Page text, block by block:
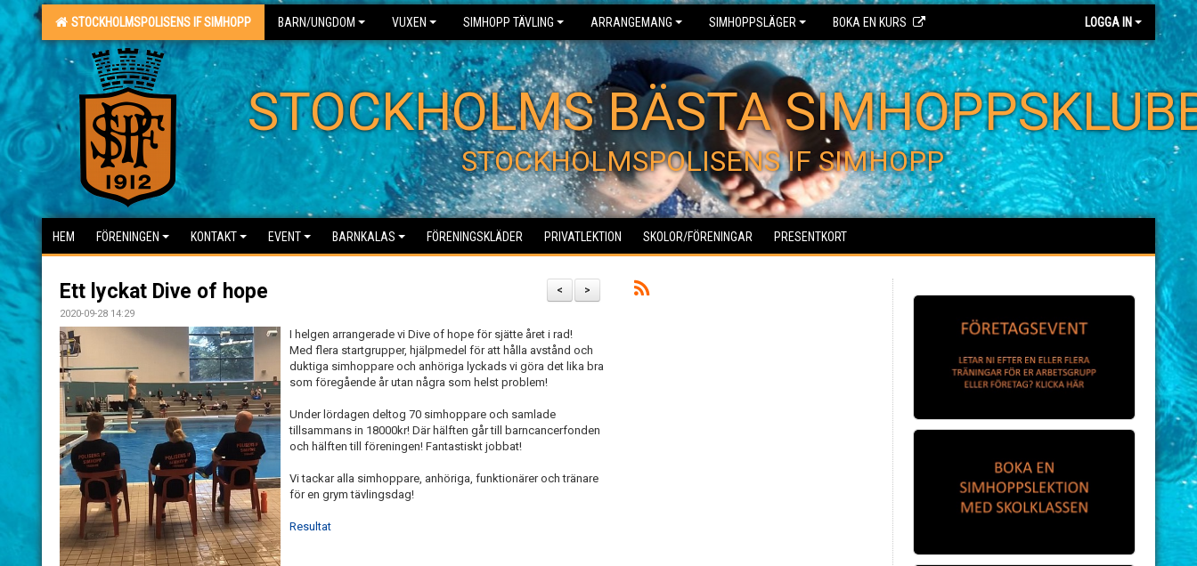
STOCKHOLMSPOLISENS IF SIMHOPP BARN/UNGDOM VUXEN SIMHOPP TÄVLING ARRANGEMANG SIMHOPPSLÄGER BOKA EN KURS LOGGA IN
STOCKHOLMS BÄSTA
STOCKHOLMSPOLISENS IF SIMHOPP
HEM FÖRENINGEN KONTAKT EVENT BARNKALAS FÖRENINGSKLÄDER PRIVATLEKTION SKOLOR/FÖRENINGAR PRESENTKORT
>
<
Ett lyckat Dive of hope
2020-09-28 14:29
I helgen arrangerade vi Dive of hope för sjätte året i rad!
Med flera startgrupper, hjälpmedel för att hålla avstånd och
duktiga simhoppare och anhöriga lyckads vi göra det lika bra
som föregående år utan några som helst problem!
Under lördagen deltog 70 simhoppare och samlade
tillsammans in 18000kr! Där hälften går till barncancerfonden
och hälften till föreningen! Fantastiskt jobbat!
Vi tackar alla simhoppare, anhöriga, funktionärer och tränare
för en grym tävlingsdag!
Resultat